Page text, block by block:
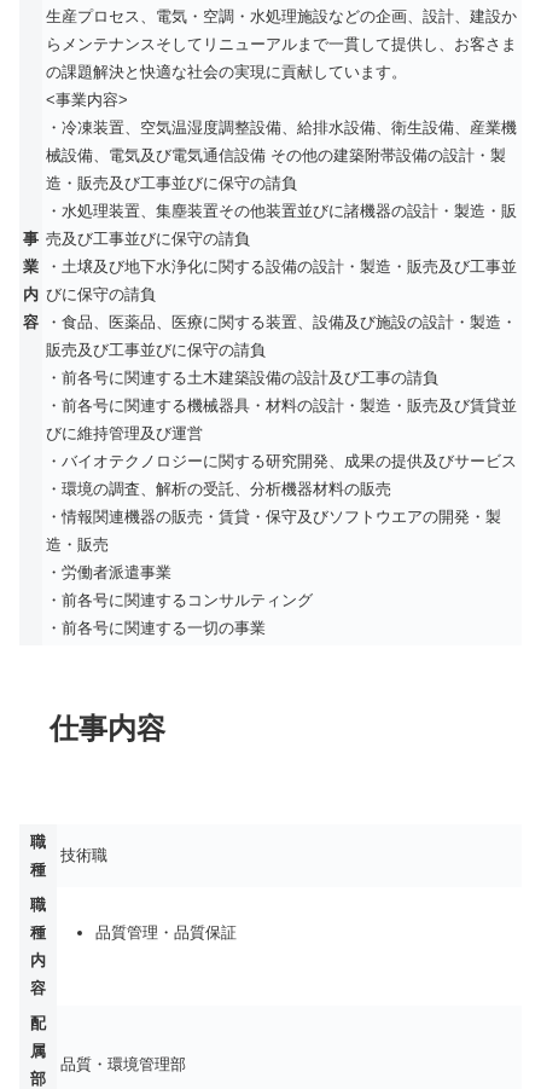
事
業
内
容
生産プロセス、電気・空調・水処理施設などの企画、設計、建設か
らメンテナンスそしてリニューアルまで一貫して提供し、お客さま
の課題解決と快適な社会の実現に貢献しています。
<事業内容>
・冷凍装置、空気温湿度調整設備、給排水設備、衛生設備、産業機
械設備、電気及び電気通信設備 その他の建築附帯設備の設計・製
造・販売及び工事並びに保守の請負
・水処理装置、集塵装置その他装置並びに諸機器の設計・製造・販
売及び工事並びに保守の請負
・土壌及び地下水浄化に関する設備の設計・製造・販売及び工事並
びに保守の請負
・食品、医薬品、医療に関する装置、設備及び施設の設計・製造・
販売及び工事並びに保守の請負
・前各号に関連する土木建築設備の設計及び工事の請負
・前各号に関連する機械器具・材料の設計・製造・販売及び賃貸並
びに維持管理及び運営
・バイオテクノロジーに関する研究開発、成果の提供及びサービス
・環境の調査、解析の受託、分析機器材料の販売
・情報関連機器の販売・賃貸・保守及びソフトウエアの開発・製
造・販売
・労働者派遣事業
・前各号に関連するコンサルティング
・前各号に関連する一切の事業
仕事内容
職
種
技術職
職
種
内
容
品質管理・品質保証
配
属
部
品質・環境管理部